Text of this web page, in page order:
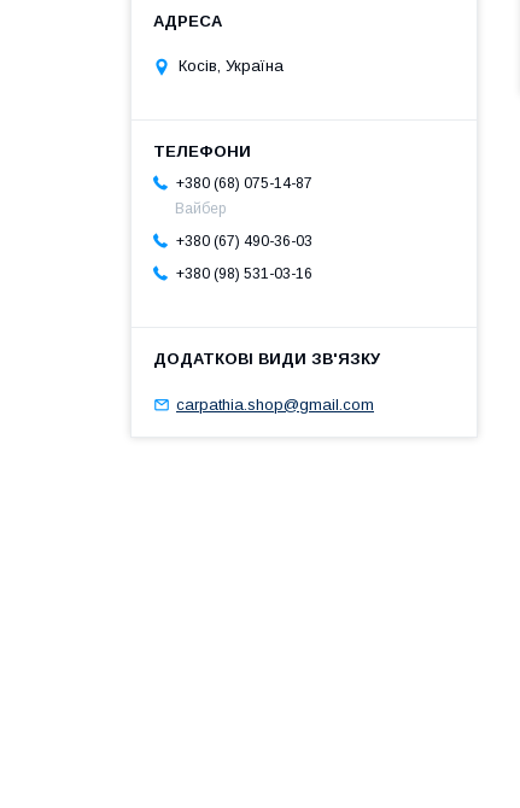
Косів, Україна
+380 (68) 075-14-87
Вайбер
+380 (67) 490-36-03
+380 (98) 531-03-16
carpathia.shop@gmail.com